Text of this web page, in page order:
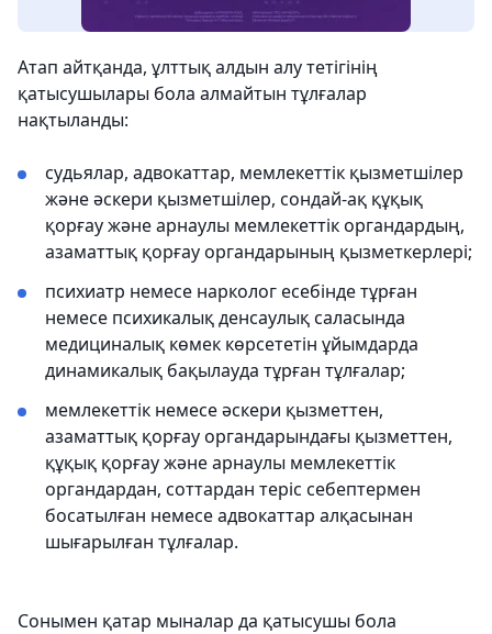
Атап айтқанда, ұлттық алдын алу тетігінің
қатысушылары бола алмайтын тұлғалар
нақтыланды:
судьялар, адвокаттар, мемлекеттік қызметшілер
және әскери қызметшілер, сондай-ақ құқық
қорғау және арнаулы мемлекеттік органдардың,
азаматтық қорғау органдарының қызметкерлері;
психиатр немесе нарколог есебінде тұрған
немесе психикалық денсаулық саласында
медициналық көмек көрсететін ұйымдарда
динамикалық бақылауда тұрған тұлғалар;
мемлекеттік немесе әскери қызметтен,
азаматтық қорғау органдарындағы қызметтен,
құқық қорғау және арнаулы мемлекеттік
органдардан, соттардан теріс себептермен
босатылған немесе адвокаттар алқасынан
шығарылған тұлғалар.
Сонымен қатар мыналар да қатысушы бола